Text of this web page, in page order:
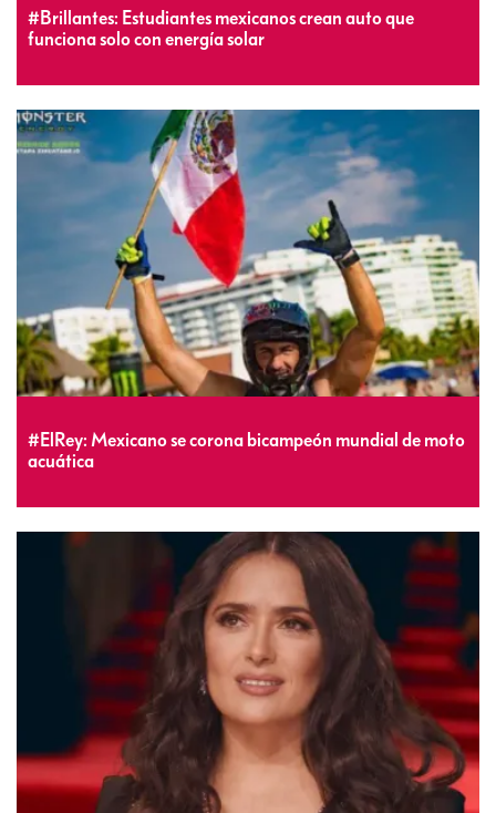
#Brillantes: Estudiantes mexicanos crean auto que
funciona solo con energía solar
#ElRey: Mexicano se corona bicampeón mundial de moto
acuática